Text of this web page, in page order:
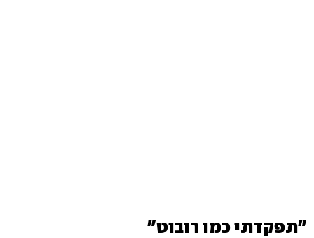
"תפקדתי כמו רובוט"